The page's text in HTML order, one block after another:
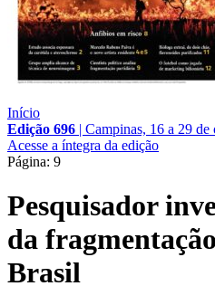
Início
Edição 696 | Campinas, 16 a 29
Acesse a íntegra da edição
Página: 9
Pesquisador
da
Brasil